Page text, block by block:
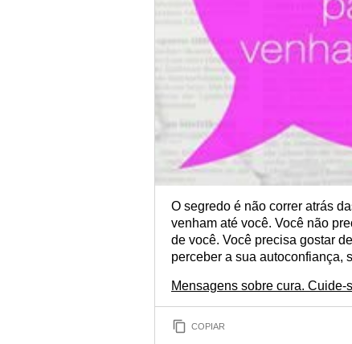
O segredo é não correr atrás
venham até você. Você não
de você. Você precisa gostar
perceber a sua autoconfiança,
Mensagens sobre cura. Cuide-
COPIAR